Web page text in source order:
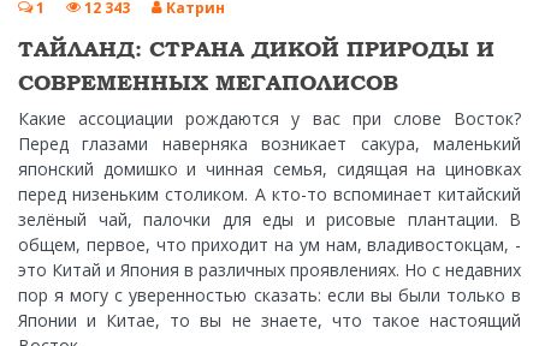
1 12 343 Катрин
ТАЙЛАНД: СТРАНА ДИКОЙ ПРИРОДЫ И
СОВРЕМЕННЫХ МЕГАПОЛИСОВ
Какие ассоциации рождаются у вас при слове Восток?
Перед глазами наверняка возникает сакура, маленький
японский домишко и чинная семья, сидящая на циновках
перед низеньким столиком. А кто-то вспоминает китайский
зелёный чай, палочки для еды и рисовые плантации. В
общем, первое, что приходит на ум нам, владивостокцам, -
это Китай и Япония в различных проявлениях. Но с недавних
пор я могу с уверенностью сказать: если вы были только в
Японии и Китае, то вы не знаете, что такое настоящий